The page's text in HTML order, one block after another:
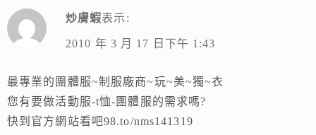
炒膚蝦表示:
2010 年 3 月 17 日下午 1:43
最專業的團體服~制服廠商~玩~美~獨~衣
您有要做活動服-t恤-團體服的需求嗎?
快到官方網站看吧98.to/nms141319